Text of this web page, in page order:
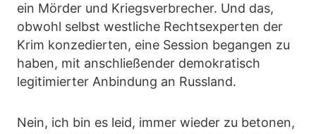
ein Mörder und Kriegsverbrecher. Und das,
obwohl selbst westliche Rechtsexperten der
Krim konzedierten, eine Session begangen zu
haben, mit anschließender demokratisch
legitimierter Anbindung an Russland.
Nein, ich bin es leid, immer wieder zu betonen,